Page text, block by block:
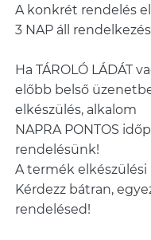
A konkrét rendelés
3 NAP áll
Ha TÁROLÓ LÁDÁT
előbb belső
elkészülés, alkalom
NAPRA PONTOS
rendelésünk!
A termék
Kérdezz bátran,
rendelésed!